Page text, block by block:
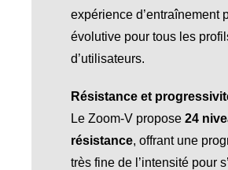
expérience d’entraînement
évolutive pour tous les
d’utilisateurs.
Résistance et
Le Zoom-V propose 24
résistance, offrant une
très fine de l’intensité pour